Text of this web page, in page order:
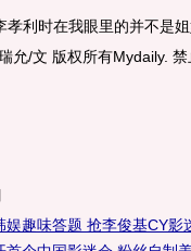
孝利时在我眼里的并不是
允/文 版权所有Mydaily.
娱趣味答题 抢李俊基CY影